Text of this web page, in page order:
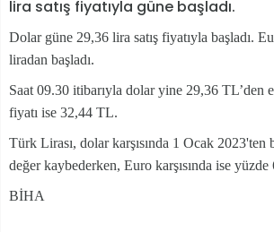
lira satış fiyatıyla güne başladı.
Dolar güne 29,36 lira satış fiyatıyla başladı.
liradan başladı.
Saat 09.30 itibarıyla dolar yine 29,36 TL’den
fiyatı ise 32,44 TL.
Türk Lirası, dolar karşısında 1 Ocak 2023'ten
değer kaybederken, Euro karşısında ise
BİHA